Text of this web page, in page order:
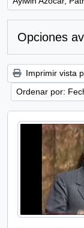
Opciones
Imprimir vista
Ordenar por: